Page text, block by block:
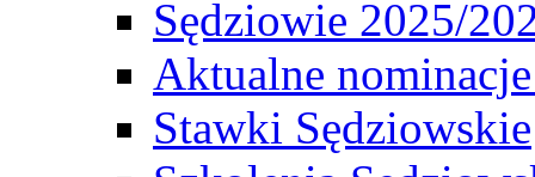
Sędziowie 2025/
Aktualne
Stawki Sędziowskie